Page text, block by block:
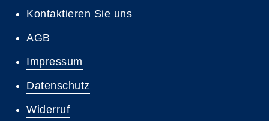
Kontaktieren Sie uns
AGB
Impressum
Datenschutz
Widerruf